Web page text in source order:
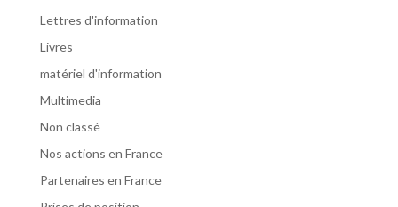
Lettres d'information
Livres
matériel d'information
Multimedia
Non classé
Nos actions en France
Partenaires en France